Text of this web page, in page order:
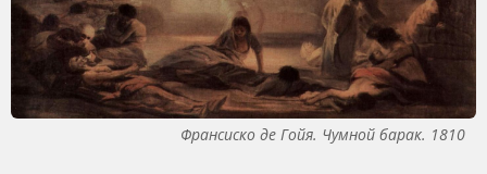
Франсиско де Гойя. Чумной барак. 1810